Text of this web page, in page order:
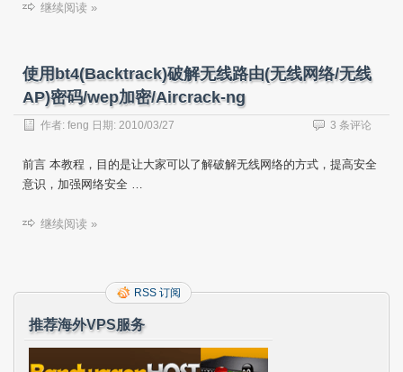
继续阅读 »
使用bt4(Backtrack)破解无线路由(无线网络/无线
AP)密码/wep加密/Aircrack-ng
作者: feng 日期: 2010/03/27 3 条评论
前言 本教程，目的是让大家可以了解破解无线网络的方式，提高安全
意识，加强网络安全 …
继续阅读 »
RSS 订阅
推荐海外VPS服务